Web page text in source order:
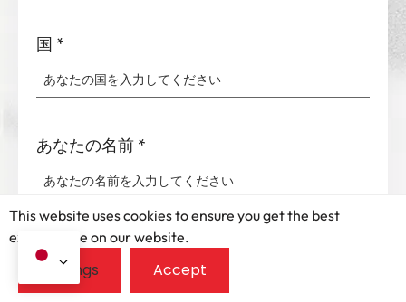
国 *
あなたの名前 *
お使いの携帯電話/whatsapp
This website uses cookies to ensure you get the best
exprerience on our website.